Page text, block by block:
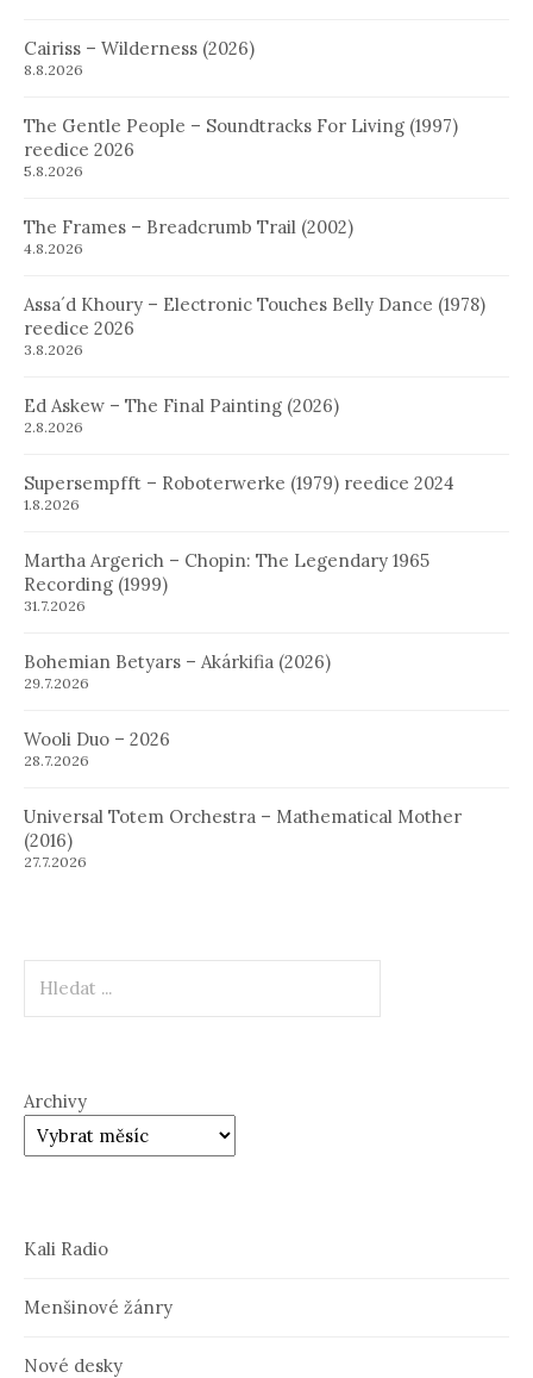
Cairiss – Wilderness (2026)
8.8.2026
The Gentle People – Soundtracks For Living (1997)
reedice 2026
5.8.2026
The Frames – Breadcrumb Trail (2002)
4.8.2026
Assa´d Khoury – Electronic Touches Belly Dance (1978)
reedice 2026
3.8.2026
Ed Askew – The Final Painting (2026)
2.8.2026
Supersempfft – Roboterwerke (1979) reedice 2024
1.8.2026
Martha Argerich – Chopin: The Legendary 1965
Recording (1999)
31.7.2026
Bohemian Betyars – Akárkifia (2026)
29.7.2026
Wooli Duo – 2026
28.7.2026
Universal Totem Orchestra – Mathematical Mother
(2016)
27.7.2026
Archivy
Kali Radio
Menšinové žánry
Nové desky